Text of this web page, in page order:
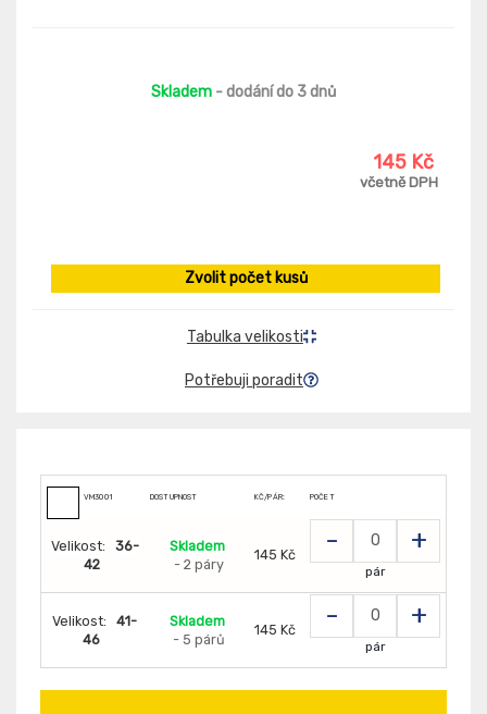
Skladem - dodání do 3 dnů
145 Kč
včetně DPH
Zvolit počet kusů
Tabulka velikosti
Potřebuji poradit
VM3001 DOSTUPNOST KČ/PÁR: POČET
Velikost:
36-
42
Skladem
- 2 páry
145 Kč - +
pár
Velikost:
41-
46
Skladem
- 5 párů
145 Kč - +
pár